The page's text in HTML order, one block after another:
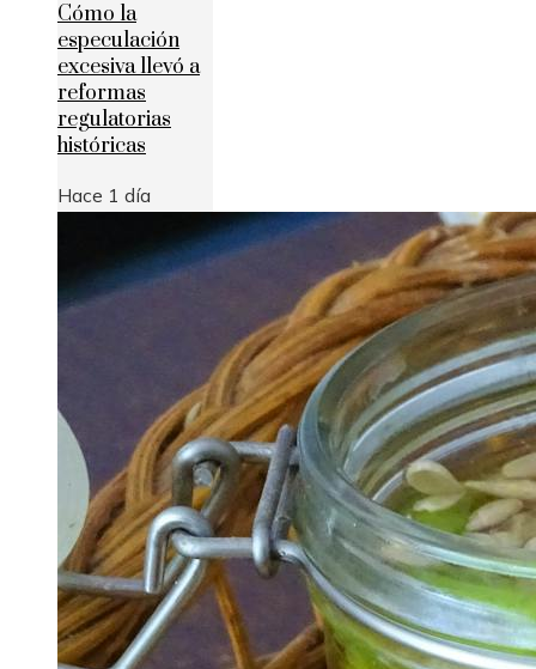
Cómo la
especulación
excesiva llevó a
reformas
regulatorias
históricas
Hace 1 día